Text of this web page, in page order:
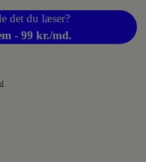
det du læser?
- 99 kr./md.